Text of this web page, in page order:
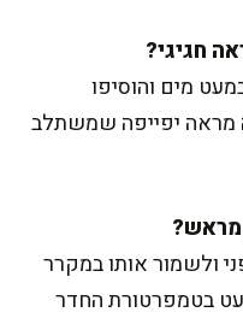
מים והוסיפו
מראה יפייפה שמשתלב
ולשמור אותו במקרר
בטמפרטורת החדר